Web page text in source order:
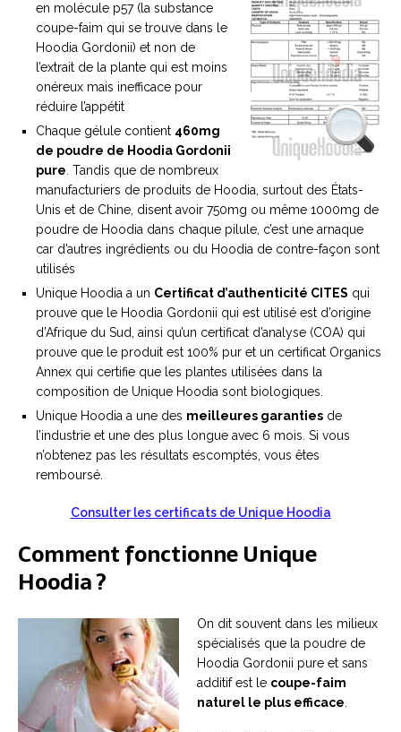
en molécule p57 (la substance
coupe-faim qui se trouve dans le
Hoodia Gordonii) et non de
l’extrait de la plante qui est moins
onéreux mais inefficace pour
réduire l’appétit
Chaque gélule contient 460mg
de poudre de Hoodia Gordonii
pure . Tandis que de nombreux
manufacturiers de produits de Hoodia, surtout des États-
Unis et de Chine, disent avoir 750mg ou même 1000mg de
poudre de Hoodia dans chaque pilule, c’est une arnaque
car d’autres ingrédients ou du Hoodia de contre-façon sont
utilisés
Unique Hoodia a un Certificat d’authenticité CITES qui
prouve que le Hoodia Gordonii qui est utilisé est d’origine
d’Afrique du Sud, ainsi qu’un certificat d’analyse (COA) qui
prouve que le produit est 100% pur et un certificat Organics
Annex qui certifie que les plantes utilisées dans la
composition de Unique Hoodia sont biologiques.
Unique Hoodia a une des meilleures garanties de
l’industrie et une des plus longue avec 6 mois. Si vous
n’obtenez pas les résultats escomptés, vous êtes
remboursé.
Consulter les certificats de Unique Hoodia
Comment fonctionne Unique
Hoodia ?
On dit souvent dans les milieux
spécialisés que la poudre de
Hoodia Gordonii pure et sans
additif est le coupe-faim
naturel le plus efficace